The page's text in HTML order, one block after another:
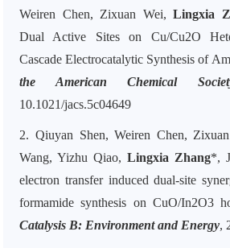
Weiren Chen, Zixuan Wei,Lingxia
Dual Active Sites on Cu/Cu2O
Cascade Electrocatalytic Synthesis of
the American Chemical
10.1021/jacs.5c04649
2. Qiuyan Shen, Weiren Chen,
Wang, Yizhu Qiao, Lingxia Zhang*,
electron transfer induced dual-site
formamide synthesis on CuO/In2O3
Catalysis B: Environment and Energy,